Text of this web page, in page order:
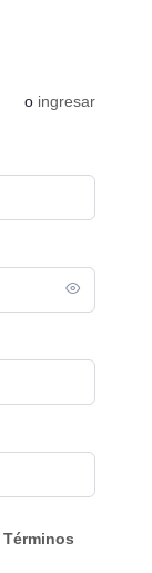
o ingresar
Términos